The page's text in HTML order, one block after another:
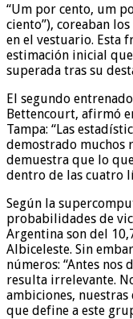
“Um por cento, um
ciento”), coreaban
en el vestuario. Esta
estimación inicial
superada tras su
El segundo
Bettencourt, afirmó
Tampa: “Las
demostrado muchos
demuestra que lo
dentro de las cuatro
Según la
probabilidades de
Argentina son del
Albiceleste. Sin
números: “Antes nos
resulta irrelevante.
ambiciones,
que define a este